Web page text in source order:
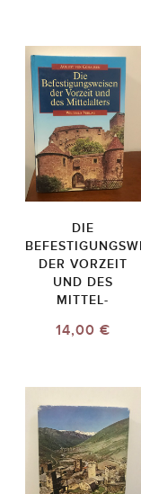
DIE
DER VORZEIT
UND DES
MITTEL-
14,00 €